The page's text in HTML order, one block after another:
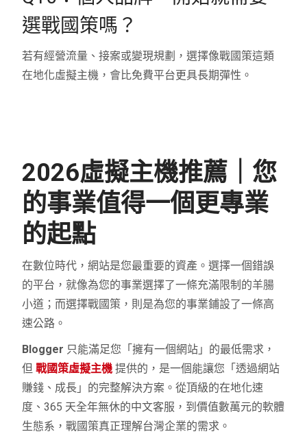
選戰國策嗎？
若有經營流量、接案或變現規劃，選擇像戰國策這類
在地化虛擬主機，會比免費平台更具長期彈性。
2026虛擬主機推薦｜您
的事業值得一個更專業
的起點
在數位時代，網站是您最重要的資產。選擇一個錯誤
的平台，就像為您的事業選擇了一條充滿限制的羊腸
小道；而選擇戰國策，則是為您的事業鋪設了一條高
速公路。
Blogger 只能滿足您「擁有一個網站」的最低需求，
但戰國策虛擬主機 提供的，是一個能讓您「透過網站
賺錢、成長」的完整解決方案。從頂級的在地化速
度、365 天全年無休的中文客服，到價值數萬元的軟體
生態系，戰國策真正理解台灣企業的需求。